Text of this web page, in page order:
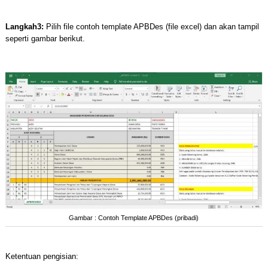
Langkah3: Pilih file contoh template APBDes (file excel) dan akan tampil
seperti gambar berikut.
Gambar : Contoh Template APBDes (pribadi)
Ketentuan pengisian: